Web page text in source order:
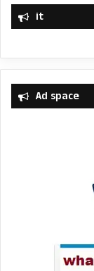
it
Ad space